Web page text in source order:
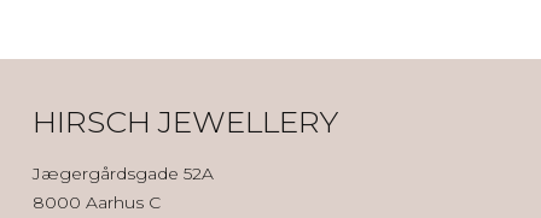
HIRSCH JEWELLERY
Jægergårdsgade 52A
8000 Aarhus C